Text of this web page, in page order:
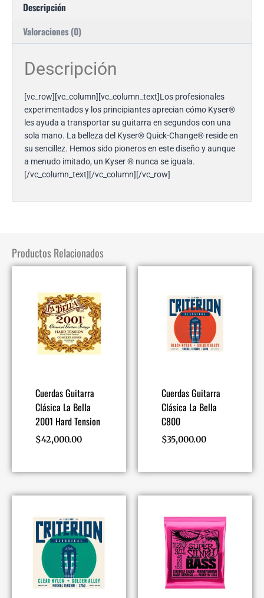
Descripción
Valoraciones (0)
Descripción
[vc_row][vc_column][vc_column_text]Los profesionales
experimentados y los principiantes aprecian cómo Kyser®
les ayuda a transportar su guitarra en segundos con una
sola mano. La belleza del Kyser® Quick-Change® reside en
su sencillez. Hemos sido pioneros en este diseño y aunque
a menudo imitado, un Kyser ® nunca se iguala.
[/vc_column_text][/vc_column][/vc_row]
Productos Relacionados
Cuerdas Guitarra
Clásica La Bella
2001 Hard Tension
$42,000.00
Cuerdas Guitarra
Clásica La Bella
C800
$35,000.00